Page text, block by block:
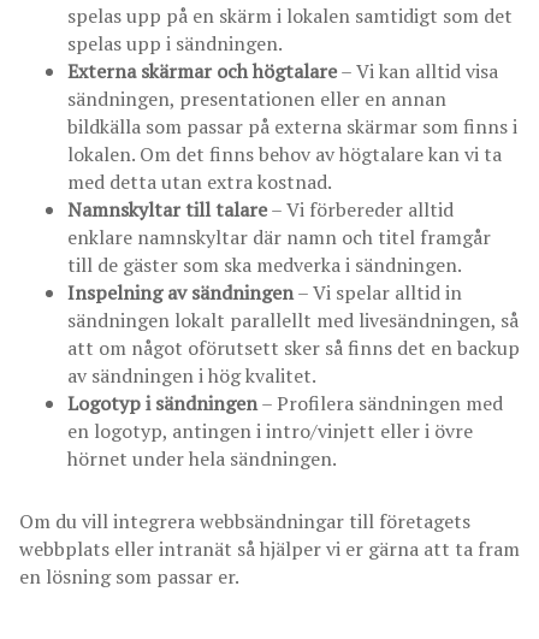
spelas upp på en skärm i lokalen samtidigt som det
spelas upp i sändningen.
Externa skärmar och högtalare– Vi kan alltid visa
sändningen, presentationen eller en annan
bildkälla som passar på externa skärmar som finns i
lokalen. Om det finns behov av högtalare kan vi ta
med detta utan extra kostnad.
Namnskyltar till talare– Vi förbereder alltid
enklare namnskyltar där namn och titel framgår
till de gäster som ska medverka i sändningen.
Inspelning av sändningen– Vi spelar alltid in
sändningen lokalt parallellt med livesändningen, så
att om något oförutsett sker så finns det en backup
av sändningen i hög kvalitet.
Logotyp i sändningen– Profilera sändningen med
en logotyp, antingen i intro/vinjett eller i övre
hörnet under hela sändningen.
Om du vill integrera webbsändningar till företagets
webbplats eller intranät så hjälper vi er gärna att ta fram
en lösning som passar er.